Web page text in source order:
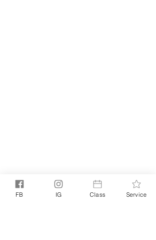
FB IG Class Service